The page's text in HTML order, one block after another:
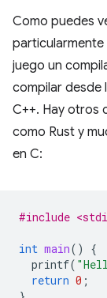
Como puedes
particularmente
juego un
compilar desde
C++. Hay otros
como Rust y
en C:
#include
int main()
{
printf(
return 0 ;